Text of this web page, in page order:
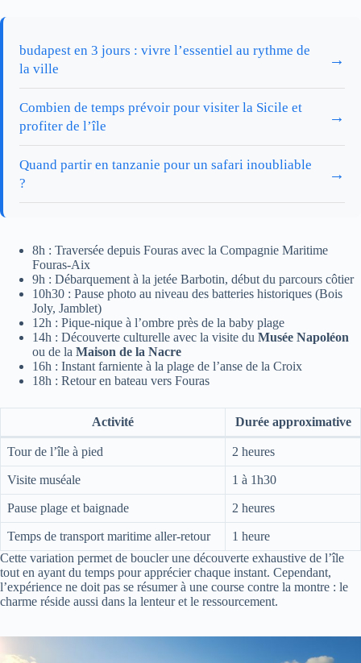
budapest en 3 jours : vivre l’essentiel au rythme de
la ville
→
Combien de temps prévoir pour visiter la Sicile et
profiter de l’île
→
Quand partir en tanzanie pour un safari inoubliable
?
→
8h : Traversée depuis Fouras avec la Compagnie Maritime
Fouras-Aix
9h : Débarquement à la jetée Barbotin, début du parcours côtier
10h30 : Pause photo au niveau des batteries historiques (Bois
Joly, Jamblet)
12h : Pique-nique à l’ombre près de la baby plage
14h : Découverte culturelle avec la visite du Musée Napoléon
ou de la Maison de la Nacre
16h : Instant farniente à la plage de l’anse de la Croix
18h : Retour en bateau vers Fouras
Activité Durée approximative
Tour de l’île à pied 2 heures
Visite muséale 1 à 1h30
Pause plage et baignade 2 heures
Temps de transport maritime aller-retour
1 heure
Cette variation permet de boucler une découverte exhaustive de l’île
tout en ayant du temps pour apprécier chaque instant. Cependant,
l’expérience ne doit pas se résumer à une course contre la montre : le
charme réside aussi dans la lenteur et le ressourcement.